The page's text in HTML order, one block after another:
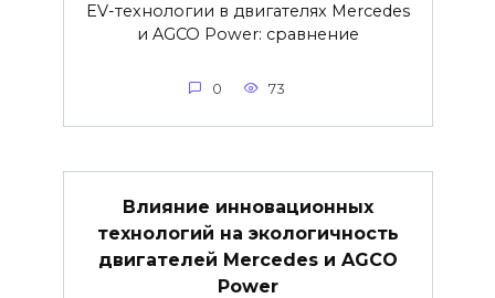
EV-технологии в двигателях Mercedes
и AGCO Power: сравнение
0 73
Влияние инновационных
технологий на экологичность
двигателей Mercedes и AGCO
Power